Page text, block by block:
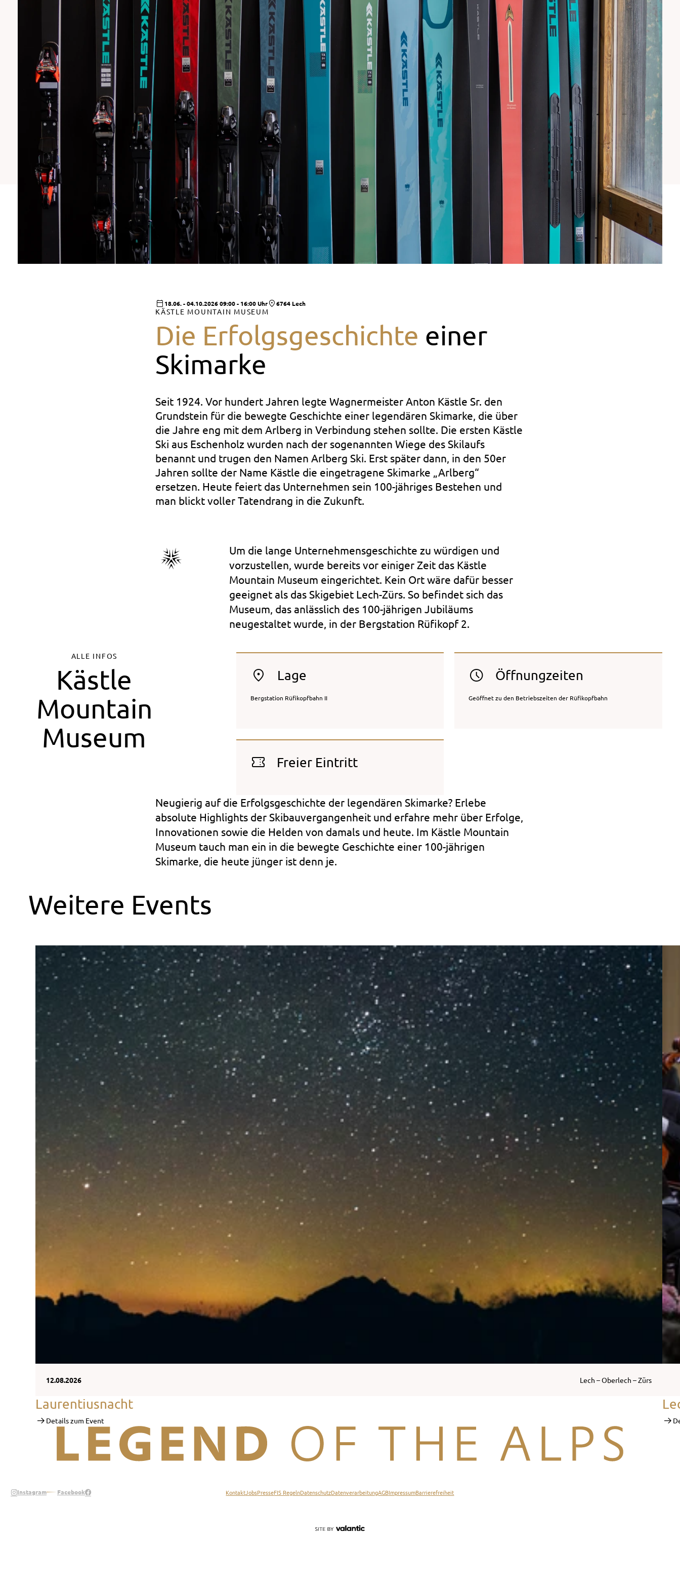
18.06. - 04.10.2026 09:00 - 16:00 Uhr 6764 Lech
KÄSTLE MOUNTAIN MUSEUM
Die Erfolgsgeschichte einer
Skimarke
Seit 1924. Vor hundert Jahren legte Wagnermeister Anton Kästle Sr. den
Grundstein für die bewegte Geschichte einer legendären Skimarke, die über
die Jahre eng mit dem Arlberg in Verbindung stehen sollte. Die ersten Kästle
Ski aus Eschenholz wurden nach der sogenannten Wiege des Skilaufs
benannt und trugen den Namen Arlberg Ski. Erst später dann, in den 50er
Jahren sollte der Name Kästle die eingetragene Skimarke „Arlberg“
ersetzen. Heute feiert das Unternehmen sein 100-jähriges Bestehen und
man blickt voller Tatendrang in die Zukunft.
Um die lange Unternehmensgeschichte zu würdigen und
vorzustellen, wurde bereits vor einiger Zeit das Kästle
Mountain Museum eingerichtet. Kein Ort wäre dafür besser
geeignet als das Skigebiet Lech-Zürs. So befindet sich das
Museum, das anlässlich des 100-jährigen Jubiläums
neugestaltet wurde, in der Bergstation Rüfikopf 2.
ALLE INFOS
Kästle
Mountain
Museum
Lage
Bergstation Rüfikopfbahn II
Öffnungzeiten
Geöffnet zu den Betriebszeiten der Rüfikopfbahn
Freier Eintritt
Neugierig auf die Erfolgsgeschichte der legendären Skimarke? Erlebe
absolute Highlights der Skibauvergangenheit und erfahre mehr über Erfolge,
Innovationen sowie die Helden von damals und heute. Im Kästle Mountain
Museum tauch man ein in die bewegte Geschichte einer 100-jährigen
Skimarke, die heute jünger ist denn je.
Weitere Events
12.08.2026 Lech – Oberlech – Zürs
Laurentiusnacht
Details zum Event
Instagram Facebook KontaktJobsPresseFIS RegelnDatenschutzDatenverarbeitungAGBImpressumBarrierefreiheit